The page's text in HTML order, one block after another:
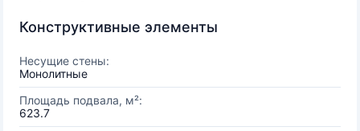
Конструктивные элементы
Несущие стены:
Монолитные
Площадь подвала, м²:
623.7